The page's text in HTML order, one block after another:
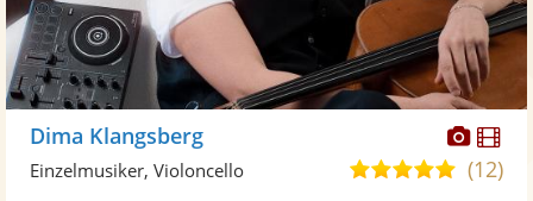
Dima Klangsberg
5,0(12)
Einzelmusiker, Violoncello